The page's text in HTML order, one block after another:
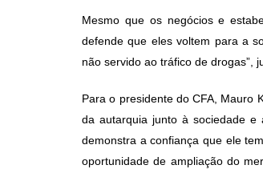
Mesmo que os negócios e
defende que eles voltem para a
não servido ao tráfico de drogas”,
Para o presidente do CFA, Mauro
da autarquia junto à sociedade e
demonstra a confiança que ele
oportunidade de ampliação do